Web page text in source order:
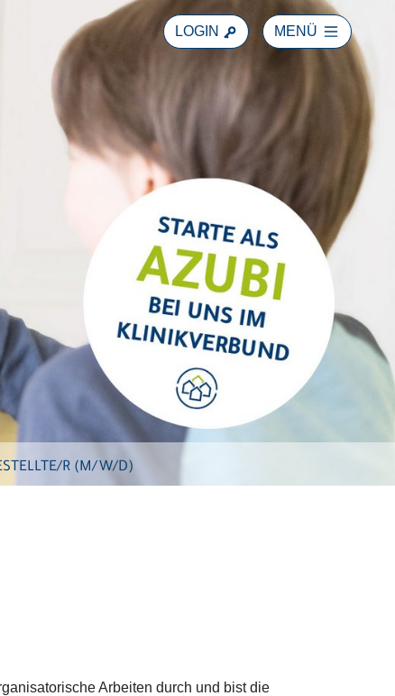
LOGIN MENÜ
R (M/W/D)
Arbeiten durch und bist die